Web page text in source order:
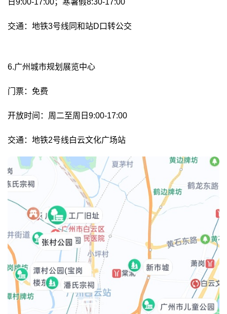
日9:00-17:00；寒暑假8:30-17:00
交通：地铁3号线同和站D口转公交
6.广州城市规划展览中心
门票：免费
开放时间：周二至周日9:00-17:00
交通：地铁2号线白云文化广场站